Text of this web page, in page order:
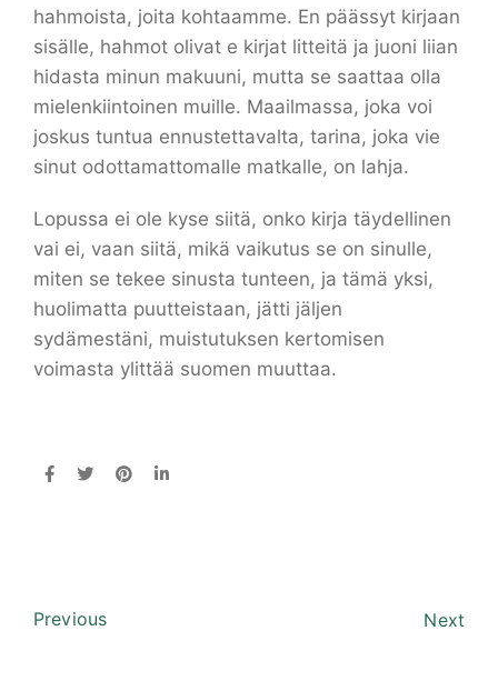
hahmoista, joita kohtaamme. En päässyt kirjaan
sisälle, hahmot olivat e kirjat​ litteitä ja juoni liian
hidasta minun makuuni, mutta se saattaa olla
mielenkiintoinen muille. Maailmassa, joka voi
joskus tuntua ennustettavalta, tarina, joka vie
sinut odottamattomalle matkalle, on lahja.
Lopussa ei ole kyse siitä, onko kirja täydellinen
vai ei, vaan siitä, mikä vaikutus se on sinulle,
miten se tekee sinusta tunteen, ja tämä yksi,
huolimatta puutteistaan, jätti jäljen
sydämestäni, muistutuksen kertomisen
voimasta ylittää suomen muuttaa.
Previous Next